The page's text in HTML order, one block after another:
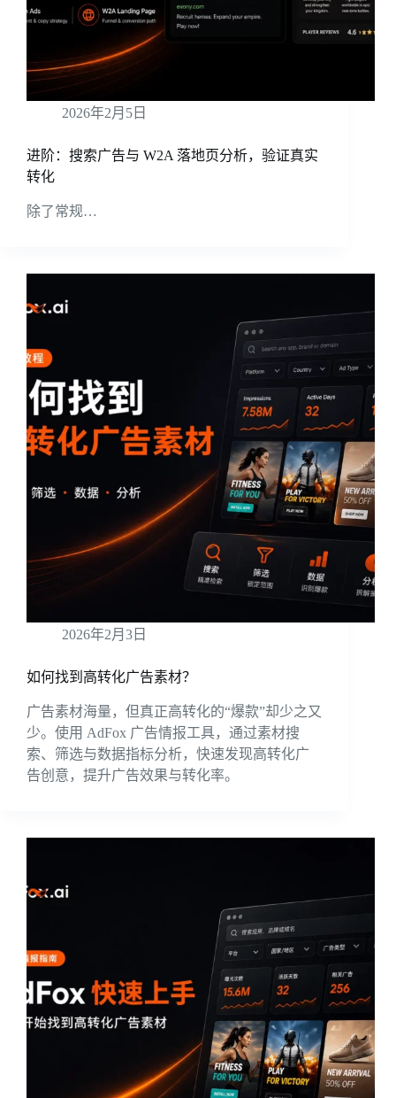
2026年2月5日
进阶：搜索广告与 W2A 落地页分析，验证真实
转化
除了常规…
2026年2月3日
如何找到高转化广告素材？
广告素材海量，但真正高转化的“爆款”却少之又
少。使用 AdFox 广告情报工具，通过素材搜
索、筛选与数据指标分析，快速发现高转化广
告创意，提升广告效果与转化率。